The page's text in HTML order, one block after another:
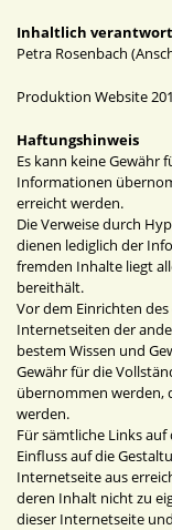
Inhaltlich
Petra Rosenbach
Produktion Website
Haftungshinweis
Es kann keine Gewähr
Informationen
erreicht werden.
Die Verweise durch
dienen lediglich der
fremden Inhalte liegt
bereithält.
Vor dem Einrichten
Internetseiten der
bestem Wissen und
Gewähr für die
übernommen werden,
werden.
Für sämtliche Links
Einfluss auf die
Internetseite aus
deren Inhalt nicht zu
dieser Internetseite